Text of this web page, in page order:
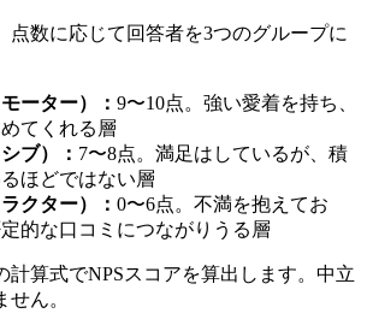
点数に応じて回答者を3つのグループに
ーター）： 9〜10点。強い愛着を持ち、
てくれる層
ブ）： 7〜8点。満足はしているが、積
ほどではない層
クター）： 0〜6点。不満を抱えてお
的な口コミにつながりうる層
計算式でNPSスコアを算出します。中立
ん。